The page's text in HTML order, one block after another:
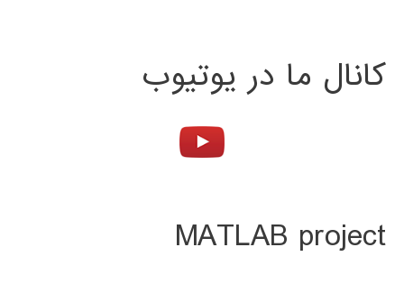
کانال ما در یوتیوب
MATLAB project